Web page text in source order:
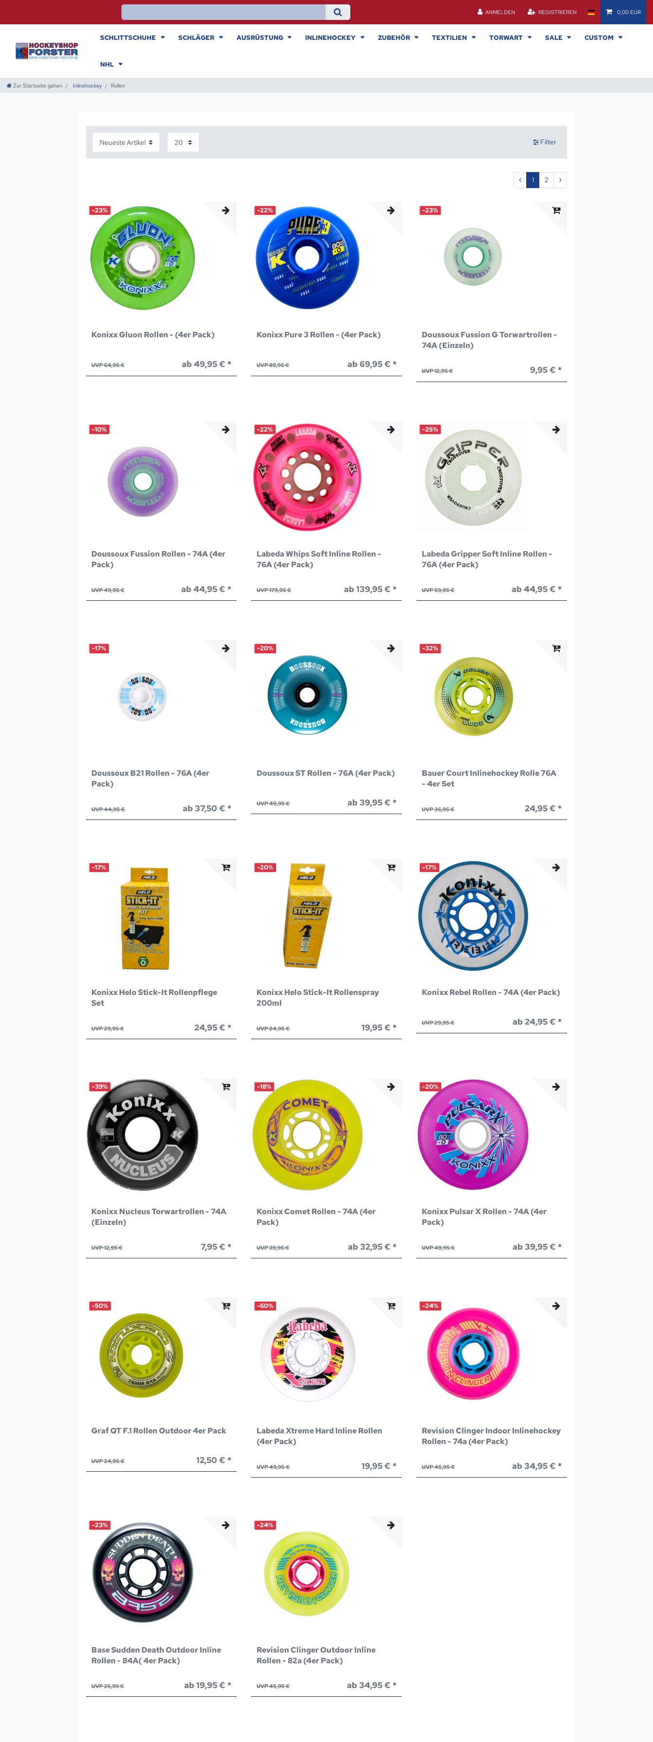
ANMELDEN REGISTRIEREN 0,00 EUR
SCHLITTSCHUHE SCHLÄGER AUSRÜSTUNG INLINEHOCKEY ZUBEHÖR TEXTILIEN TORWART SALE CUSTOM
NHL
Zur Startseite gehen Inlinehockey Rollen
Filter
1 2
-23%
Konixx Gluon Rollen - (4er Pack)
UVP 64,95 € ab 49,95 € *
-22%
Konixx Pure 3 Rollen - (4er Pack)
UVP 89,95 € ab 69,95 € *
-23%
Doussoux Fussion G Torwartrollen -
74A (Einzeln)
UVP 12,95 € 9,95 € *
-10%
Doussoux Fussion Rollen - 74A (4er
Pack)
UVP 49,95 € ab 44,95 € *
-22%
Labeda Whips Soft Inline Rollen -
76A (4er Pack)
UVP 179,95 € ab 139,95 € *
-25%
Labeda Gripper Soft Inline Rollen -
76A (4er Pack)
UVP 59,95 € ab 44,95 € *
-17%
Doussoux B21 Rollen - 76A (4er
Pack)
UVP 44,95 € ab 37,50 € *
-20%
Doussoux ST Rollen - 76A (4er Pack)
UVP 49,95 € ab 39,95 € *
-32%
Bauer Court Inlinehockey Rolle 76A
- 4er Set
UVP 36,95 € 24,95 € *
-17%
Konixx Helo Stick-It Rollenpflege
Set
UVP 29,95 € 24,95 € *
-20%
Konixx Helo Stick-It Rollenspray
200ml
UVP 24,95 € 19,95 € *
-17%
Konixx Rebel Rollen - 74A (4er Pack)
UVP 29,95 € ab 24,95 € *
-39%
Konixx Nucleus Torwartrollen - 74A
(Einzeln)
UVP 12,95 € 7,95 € *
-18%
Konixx Comet Rollen - 74A (4er
Pack)
UVP 39,95 € ab 32,95 € *
-20%
Konixx Pulsar X Rollen - 74A (4er
Pack)
UVP 49,95 € ab 39,95 € *
-50%
Graf QT F.1 Rollen Outdoor 4er Pack
UVP 24,95 € 12,50 € *
-60%
Labeda Xtreme Hard Inline Rollen
(4er Pack)
UVP 49,95 € 19,95 € *
-24%
Revision Clinger Indoor Inlinehockey
Rollen - 74a (4er Pack)
UVP 45,95 € ab 34,95 € *
-23%
Base Sudden Death Outdoor Inline
Rollen - 84A( 4er Pack)
UVP 25,95 € ab 19,95 € *
-24%
Revision Clinger Outdoor Inline
Rollen - 82a (4er Pack)
UVP 45,95 € ab 34,95 € *